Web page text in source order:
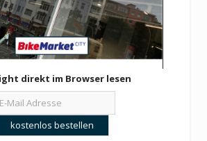
direkt im Browser lesen